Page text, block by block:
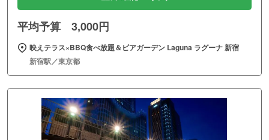
平均予算 3,000円
映えテラス×BBQ食べ放題＆ビアガーデン Laguna ラグーナ 新宿
新宿駅／東京都